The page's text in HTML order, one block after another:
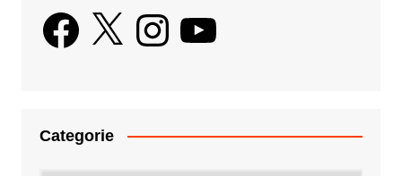
Facebook
X InstagramYouTube
Categorie